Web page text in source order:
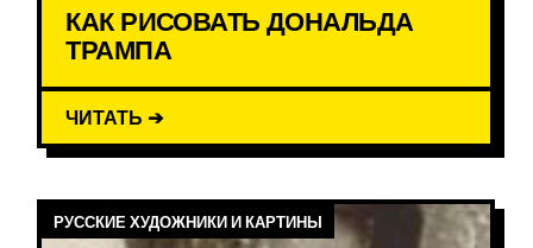
КАК РИСОВАТЬ ДОНАЛЬДА
ТРАМПА
ЧИТАТЬ ➔
РУССКИЕ ХУДОЖНИКИ И КАРТИНЫ